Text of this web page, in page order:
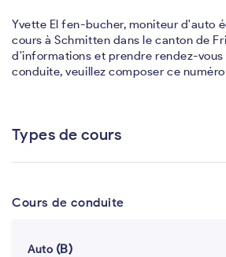
Yvette El fen-bucher, moniteur d'auto
cours à Schmitten dans le canton de
d'informations et prendre rendez-vous
conduite, veuillez composer ce
Types de cours
Cours de conduite
Auto (B)